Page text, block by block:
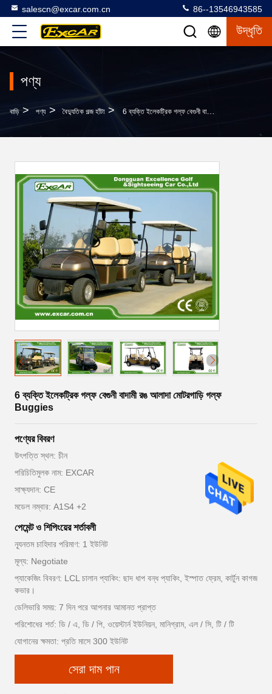
salescn@excar.com.cn 86--13546943585
উদ্ধৃতি
পণ্য
বাড়ি > পণ্য > বৈদ্যুতিক গল্জ হাঁটা > 6 ব্যক্তি ইলেকট্রিক গল্ফ বেগুনী বাদামী রঙ আলাদা মোটরগাড়ি গল্ফ Buggies
6 ব্যক্তি ইলেকট্রিক গল্ফ বেগুনী বাদামী রঙ আলাদা মোটরগাড়ি গল্ফ
Buggies
পণ্যের বিবরণ
উৎপত্তি স্থল: চীন
পরিচিতিমুলক নাম: EXCAR
সাক্ষ্যদান: CE
মডেল নম্বার: A1S4 +2
পেমেন্ট ও শিপিংয়ের শর্তাবলী
ন্যূনতম চাহিদার পরিমাণ: 1 ইউনিট
মূল্য: Negotiate
প্যাকেজিং বিবরণ: LCL চালান প্যাকিং: ছাদ ধাপ বন্ধ প্যাকিং, ইস্পাত ফ্রেম, কার্টুন কাগজ
কভার।
ডেলিভারি সময়: 7 দিন পরে আপনার আমানত প্রাপ্ত
পরিশোধের শর্ত: ডি / এ, ডি / পি, ওয়েস্টার্ন ইউনিয়ন, মানিগ্রাম, এল / সি, টি / টি
যোগানের ক্ষমতা: প্রতি মাসে 300 ইউনিট
সেরা দাম পান